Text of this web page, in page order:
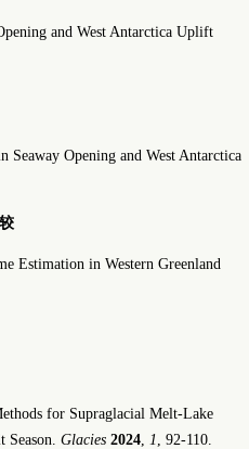
and West Antarctica Uplift
Opening and West Antarctica
Estimation in Western Greenland
for Supraglacial Melt-Lake
Season. Glacies 2024, 1, 92-110.